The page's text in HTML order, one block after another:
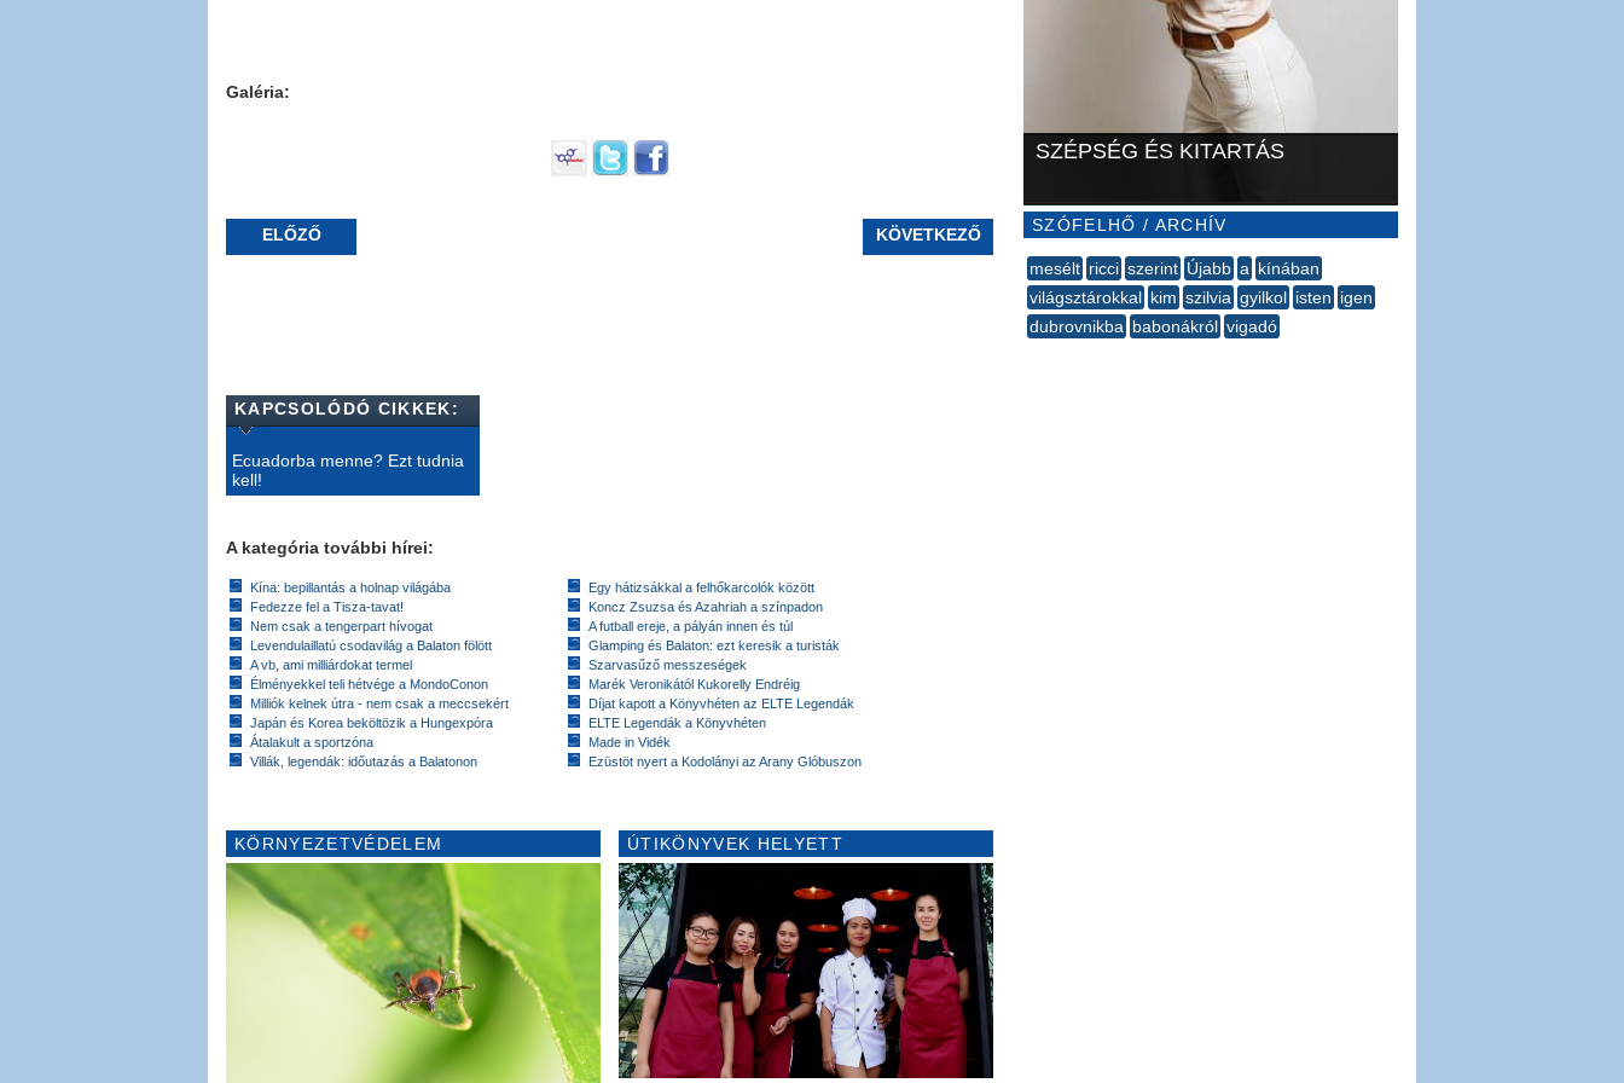
Galéria:
ELŐZŐ KÖVETKEZŐ
KAPCSOLÓDÓ CIKKEK:
Ecuadorba menne? Ezt tudnia
kell!
A kategória további hírei:
Kína: bepillantás a holnap világába
Fedezze fel a Tisza-tavat!
Nem csak a tengerpart hívogat
Levendulaillatú csodavilág a Balaton fölött
A vb, ami milliárdokat termel
Élményekkel teli hétvége a MondoConon
Milliók kelnek útra - nem csak a meccsekért
Japán és Korea beköltözik a Hungexpóra
Átalakult a sportzóna
Villák, legendák: időutazás a Balatonon
Egy hátizsákkal a felhőkarcolók között
Koncz Zsuzsa és Azahriah a színpadon
A futball ereje, a pályán innen és túl
Glamping és Balaton: ezt keresik a turisták
Szarvasűző messzeségek
Marék Veronikától Kukorelly Endréig
Díjat kapott a Könyvhéten az ELTE Legendák
ELTE Legendák a Könyvhéten
Made in Vidék
Ezüstöt nyert a Kodolányi az Arany Glóbuszon
KÖRNYEZETVÉDELEM ÚTIKÖNYVEK HELYETT
SZÉPSÉG ÉS KITARTÁS
SZÓFELHŐ / ARCHÍV
mesélt ricci szerint Újabb ​a kínában
világsztárokkal kim szilvia gyilkol isten igen
dubrovnikba babonákról vigadó